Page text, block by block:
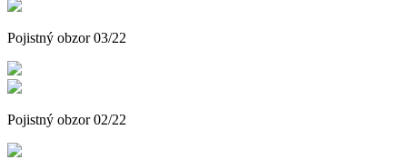
Pojistný obzor 03/22
Pojistný obzor 02/22